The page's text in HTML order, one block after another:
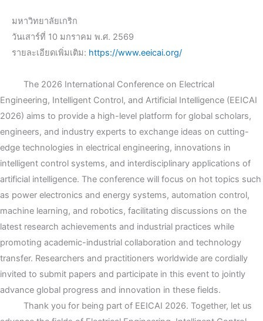
มหาวิทยาลัยเกริก
วันเสาร์ที่ 10 มกราคม พ.ศ. 2569
รายละเอียดเพิ่มเติม: https://www.eeicai.org/
The 2026 International Conference on Electrical
Engineering, Intelligent Control, and Artificial Intelligence (EEICAI
2026) aims to provide a high-level platform for global scholars,
engineers, and industry experts to exchange ideas on cutting-
edge technologies in electrical engineering, innovations in
intelligent control systems, and interdisciplinary applications of
artificial intelligence. The conference will focus on hot topics such
as power electronics and energy systems, automation control,
machine learning, and robotics, facilitating discussions on the
latest research achievements and industrial practices while
promoting academic-industrial collaboration and technology
transfer. Researchers and practitioners worldwide are cordially
invited to submit papers and participate in this event to jointly
advance global progress and innovation in these fields.
Thank you for being part of EEICAI 2026. Together, let us